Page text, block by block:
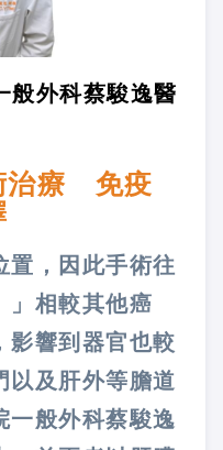
般外科蔡駿逸醫
治療 免疫
置，因此手術往
」相較其他癌
影響到器官也較
以及肝外等膽道
一般外科蔡駿逸